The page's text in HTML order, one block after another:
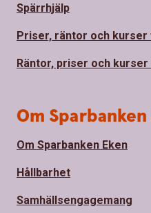
Spärrhjälp
Priser, räntor och
Räntor, priser och
Om Sparbanken
Om Sparbanken Eken
Hållbarhet
Samhällsengagemang